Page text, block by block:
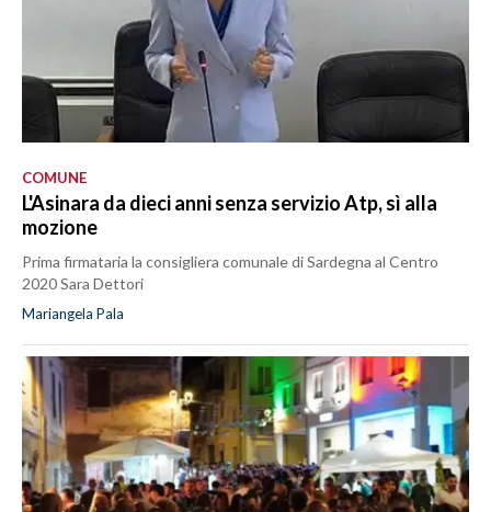
COMUNE
L'Asinara da dieci anni senza servizio Atp, sì alla
mozione
Prima firmataria la consigliera comunale di Sardegna al Centro
2020 Sara Dettori
Mariangela Pala